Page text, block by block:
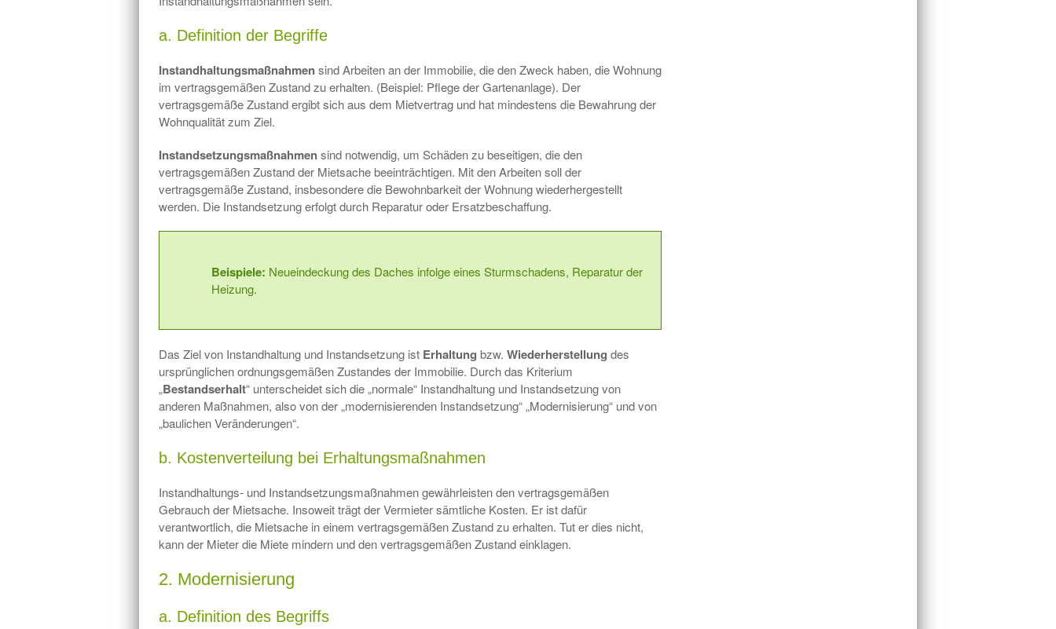
a. Definition der Begriffe
Instandhaltungsmaßnahmensind Arbeiten an der Immobilie, die den Zweck haben, die Wohnung
im vertragsgemäßen Zustand zu erhalten. (Beispiel: Pflege der Gartenanlage). Der
vertragsgemäße Zustand ergibt sich aus dem Mietvertrag und hat mindestens die Bewahrung der
Wohnqualität zum Ziel.
Instandsetzungsmaßnahmensind notwendig, um Schäden zu beseitigen, die den
vertragsgemäßen Zustand der Mietsache beeinträchtigen. Mit den Arbeiten soll der
vertragsgemäße Zustand, insbesondere die Bewohnbarkeit der Wohnung wiederhergestellt
werden. Die Instandsetzung erfolgt durch Reparatur oder Ersatzbeschaffung.
Beispiele: Neueindeckung des Daches infolge eines Sturmschadens, Reparatur der
Heizung.
Das Ziel von Instandhaltung und Instandsetzung ist Erhaltung bzw. Wiederherstellung des
ursprünglichen ordnungsgemäßen Zustandes der Immobilie. Durch das Kriterium
„Bestandserhalt“ unterscheidet sich die „normale“ Instandhaltung und Instandsetzung von
anderen Maßnahmen, also von der „modernisierenden Instandsetzung“ „Modernisierung“ und von
„baulichen Veränderungen“.
b. Kostenverteilung bei Erhaltungsmaßnahmen
Instandhaltungs- und Instandsetzungsmaßnahmen gewährleisten den vertragsgemäßen
Gebrauch der Mietsache. Insoweit trägt der Vermieter sämtliche Kosten. Er ist dafür
verantwortlich, die Mietsache in einem vertragsgemäßen Zustand zu erhalten. Tut er dies nicht,
kann der Mieter die Miete mindern und den vertragsgemäßen Zustand einklagen.
2. Modernisierung
a. Definition des Begriffs